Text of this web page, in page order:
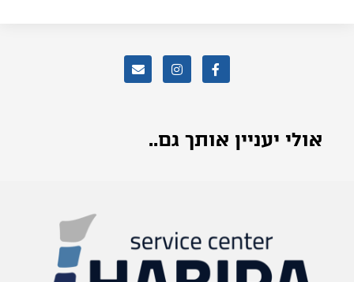
אולי יעניין אותך גם..